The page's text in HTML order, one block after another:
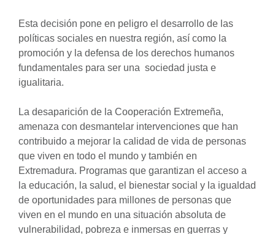
Esta decisión pone en peligro el desarrollo de las
políticas sociales en nuestra región, así como la
promoción y la defensa de los derechos humanos
fundamentales para ser una sociedad justa e
igualitaria.
La desaparición de la Cooperación Extremeña,
amenaza con desmantelar intervenciones que han
contribuido a mejorar la calidad de vida de personas
que viven en todo el mundo y también en
Extremadura. Programas que garantizan el acceso a
la educación, la salud, el bienestar social y la igualdad
de oportunidades para millones de personas que
viven en el mundo en una situación absoluta de
vulnerabilidad, pobreza e inmersas en guerras y